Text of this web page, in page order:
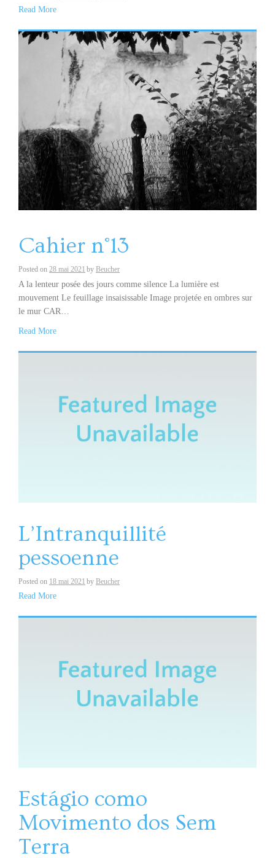
Read More
Cahier n°13
Posted on 28 mai 2021 by Beucher
A la lenteur posée des jours comme silence La lumière est
mouvement Le feuillage insaisissable Image projetée en ombres sur
le mur CAR…
Read More
L’Intranquillité
pessoenne
Posted on 18 mai 2021 by Beucher
Read More
Estágio como
Movimento dos Sem
Terra